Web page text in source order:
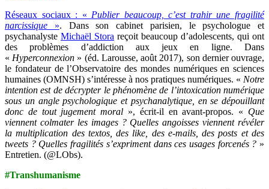
Réseaux sociaux : « Publier beaucoup, c’est trahir une fragilité
narcissique ». Dans son cabinet parisien, le psychologue et
psychanalyste Michaël Stora reçoit beaucoup d’adolescents, qui ont
des problèmes d’addiction aux jeux en ligne. Dans
« Hyperconnexion » (éd. Larousse, août 2017), son dernier ouvrage,
le fondateur de l’Observatoire des mondes numériques en sciences
humaines (OMNSH) s’intéresse à nos pratiques numériques. « Notre
intention est de décrypter le phénomène de l’intoxication numérique
sous un angle psychologique et psychanalytique, en se dépouillant
donc de tout jugement moral », écrit-il en avant-propos. « Que
viennent colmater les images ? Quelles angoisses viennent révéler
la multiplication des textos, des like, des e-mails, des posts et des
tweets ? Quelles fragilités s’expriment dans ces usages forcenés ? »
Entretien. (@LObs).
#Transhumanisme